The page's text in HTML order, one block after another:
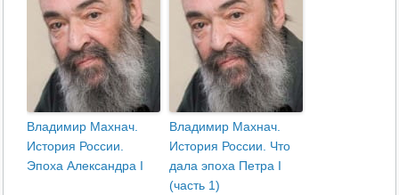
Владимир Махнач.
История России.
Эпоха Александра I
Владимир Махнач.
История России. Что
дала эпоха Петра I
(часть 1)